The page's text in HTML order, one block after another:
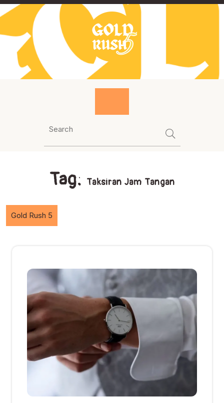
Skip
to
Tag: Taksiran Jam Tangan
Gold Rush 5